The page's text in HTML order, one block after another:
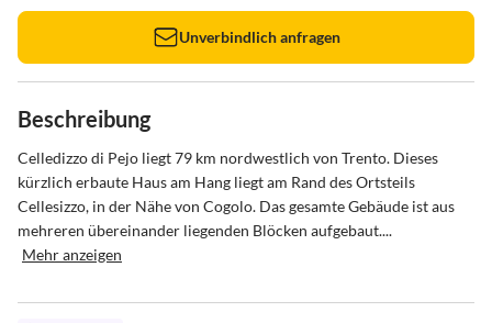
Unverbindlich anfragen
Beschreibung
Celledizzo di Pejo liegt 79 km nordwestlich von Trento. Dieses
kürzlich erbaute Haus am Hang liegt am Rand des Ortsteils
Cellesizzo, in der Nähe von Cogolo. Das gesamte Gebäude ist aus
mehreren übereinander liegenden Blöcken aufgebaut....
Mehr anzeigen